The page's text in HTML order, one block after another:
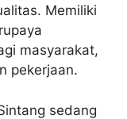
Memiliki
masyarakat,
pekerjaan.
sedang